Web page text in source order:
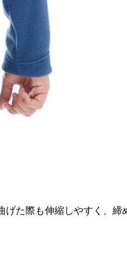
げた際も伸縮しやすく、締